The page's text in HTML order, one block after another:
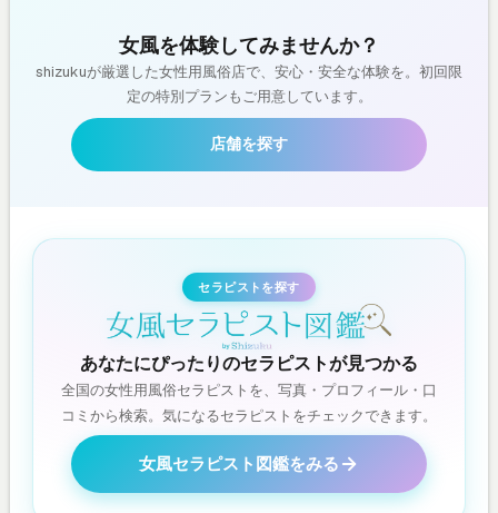
女風を体験してみませんか？
shizukuが厳選した女性用風俗店で、安心・安全な体験を。初回限
定の特別プランもご用意しています。
店舗を探す
セラピストを探す
あなたにぴったりのセラピストが見つかる
全国の女性用風俗セラピストを、写真・プロフィール・口
コミから検索。気になるセラピストをチェックできます。
女風セラピスト図鑑をみる